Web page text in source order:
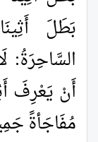
بَطَلَ
السَّاحِرَةُ:
أَنْ يَعْرِفَ
مُفَاجَأةً